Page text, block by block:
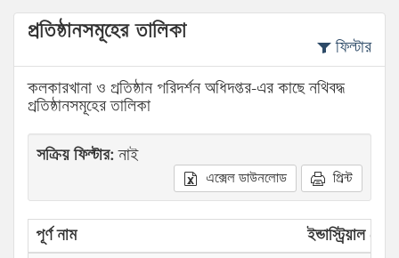
প্রতিষ্ঠানসমূহের তালিকা
ফিল্টার
কলকারখানা ও প্রতিষ্ঠান পরিদর্শন অধিদপ্তর-এর কাছে নথিবদ্ধ
প্রতিষ্ঠানসমূহের তালিকা
সক্রিয় ফিল্টার:নাই
এক্সেল ডাউনলোড প্রিন্ট
পূর্ণ নাম
ইন্ডাস্ট্রিয়াল সেক্টর